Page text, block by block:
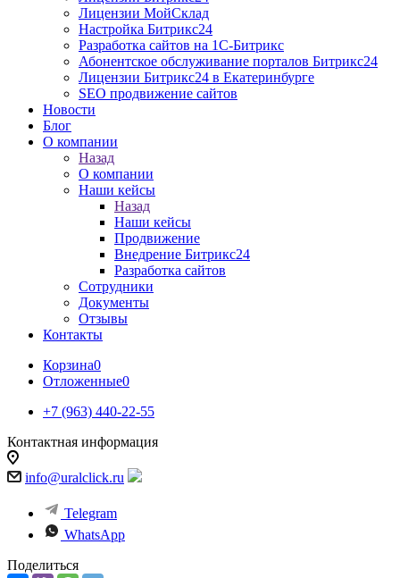
Лицензии МойСклад
Настройка Битрикс24
Разработка cайтов на 1C-Битрикс
Абонентское обслуживание порталов Битрикс24
Лицензии Битрикс24 в Екатеринбурге
SEO продвижение сайтов
Новости
Блог
О компании
Назад
О компании
Наши кейсы
Назад
Наши кейсы
Продвижение
Внедрение Битрикс24
Разработка сайтов
Сотрудники
Документы
Отзывы
Контакты
Корзина0
Отложенные0
+7 (963) 440-22-55
Контактная информация
info@uralclick.ru
Telegram
WhatsApp
Поделиться